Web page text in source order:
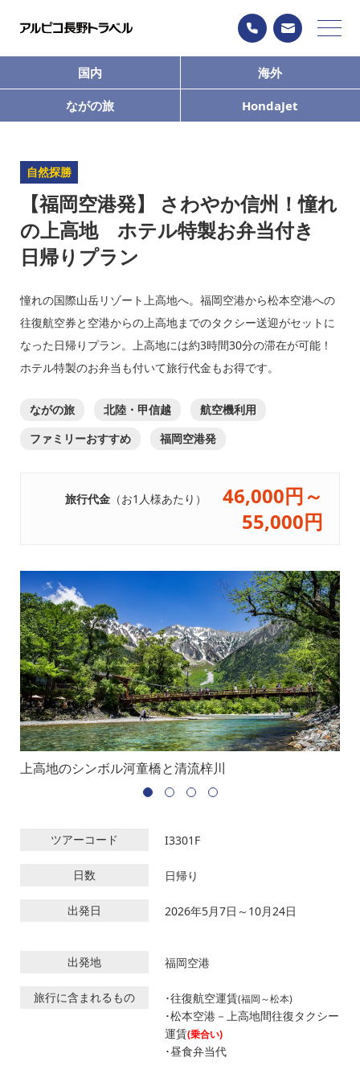
国内 海外
ながの旅 HondaJet
自然探勝
【福岡空港発】 さわやか信州！憧れ
の上高地 ホテル特製お弁当付き
日帰りプラン
憧れの国際山岳リゾート上高地へ。福岡空港から松本空港への
往復航空券と空港からの上高地までのタクシー送迎がセットに
なった日帰りプラン。上高地には約3時間30分の滞在が可能！
ホテル特製のお弁当も付いて旅行代金もお得です。
ながの旅 北陸・甲信越
航空機利用
ファミリーおすすめ
福岡空港発
旅行代金 （お1人様あたり）
46,000円～
55,000円
上高地のシンボル河童橋と清流梓川
ツアーコード I3301F
日数 日帰り
出発日 2026年5月7日～10月24日
出発地 福岡空港
旅行に含まれるもの ･往復航空運賃(福岡～松本)
･松本空港－上高地間往復タクシー
運賃(乗合い)
･昼食弁当代